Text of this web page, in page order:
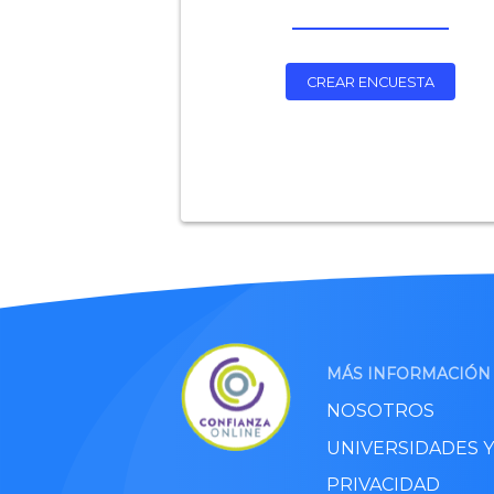
CREAR ENCUESTA
MÁS INFORMACIÓN
NOSOTROS
UNIVERSIDADES
PRIVACIDAD